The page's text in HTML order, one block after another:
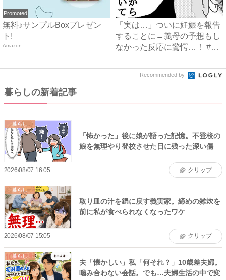
Promoted
無料♪サンプルBoxプレゼン
ト!
Amazon
「実は…」ついに妊娠を報告
することに→義母の予想もし
なかった反応に驚愕…！ #
Recommended by
暮らしの新着記事
暮らし
「怖かった」後に娘が語った記憶。不登校の
娘を無理やり登校させた日に残った深い傷
2026/08/07 16:05 クリップ
暮らし
取り皿の汁を鍋に戻す義実家。締めの雑炊を
前に私が食べられなくなったワケ
2026/08/07 15:05 クリップ
暮らし
夫「懐かしい」私「何それ？」10歳差夫婦。
噛み合わない会話。でも…夫婦生活の中で変